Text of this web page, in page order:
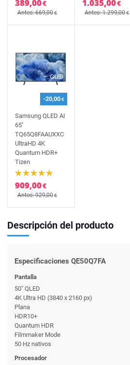
389,00€
Antes: 669,00€
1.035,00€
Antes: 1.299,00€
-20,00€
Samsung QLED AI
65''
TQ65Q8FAAUXXC
UltraHD 4K
Quantum HDR+
Tizen
909,00€
Antes: 929,00€
Descripción del producto
Especificaciones QE50Q7FA
Pantalla
50" QLED
4K Ultra HD (3840 x 2160 px)
Plana
HDR10+
Quantum HDR
Filmmaker Mode
50 Hz nativos
Procesador